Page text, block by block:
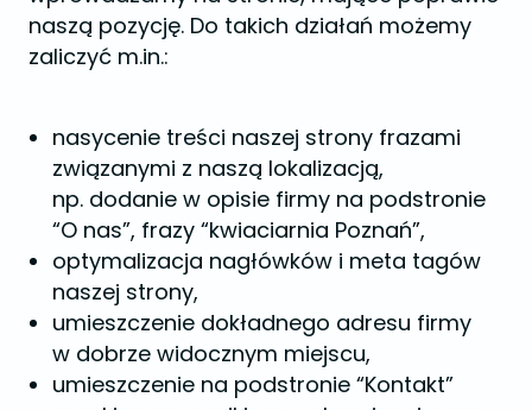
naszą pozycję. Do takich działań możemy
zaliczyć m.in.:
nasycenie treści naszej strony frazami
związanymi z naszą lokalizacją,
np. dodanie w opisie firmy na podstronie
“O nas”, frazy “kwiaciarnia Poznań”,
optymalizacja nagłówków i meta tagów
naszej strony,
umieszczenie dokładnego adresu firmy
w dobrze widocznym miejscu,
umieszczenie na podstronie “Kontakt”